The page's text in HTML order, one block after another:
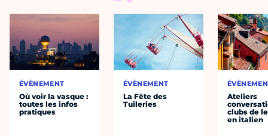
ÉVÈNEMENT
Où voir la vasque :
toutes les infos
pratiques
ÉVÈNEMENT
La Fête des
Tuileries
Ateliers
clubs de
en italien